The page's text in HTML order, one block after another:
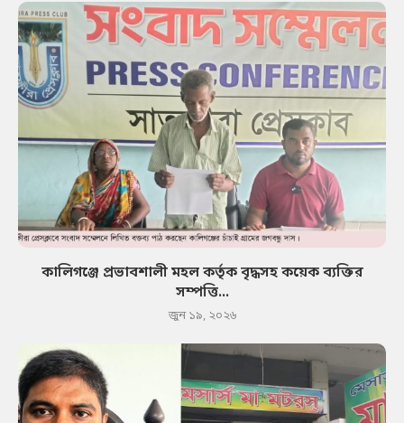
কালিগঞ্জে প্রভাবশালী মহল কর্তৃক বৃদ্ধসহ কয়েক ব্যক্তির
সম্পত্তি...
জুন ১৯, ২০২৬